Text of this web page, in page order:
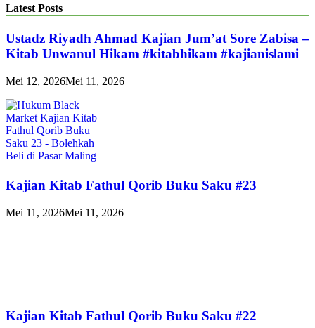
Latest Posts
Ustadz Riyadh Ahmad Kajian Jum’at Sore Zabisa –
Kitab Unwanul Hikam #kitabhikam #kajianislami
Mei 12, 2026Mei 11, 2026
Kajian Kitab Fathul Qorib Buku Saku #23
Mei 11, 2026Mei 11, 2026
Kajian Kitab Fathul Qorib Buku Saku #22